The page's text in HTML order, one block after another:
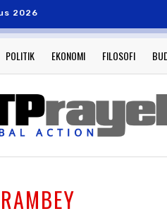
2026
POLITIK EKONOMI FILOSOFI